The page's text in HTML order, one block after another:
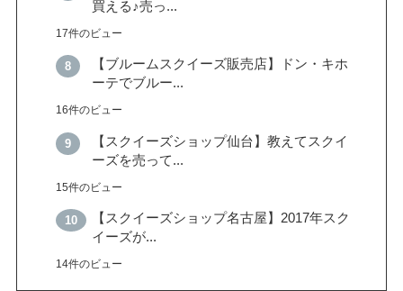
買える♪売っ...
17件のビュー
【ブルームスクイーズ販売店】ドン・キホ
ーテでブルー...
16件のビュー
【スクイーズショップ仙台】教えてスクイ
ーズを売って...
15件のビュー
【スクイーズショップ名古屋】2017年スク
イーズが...
14件のビュー